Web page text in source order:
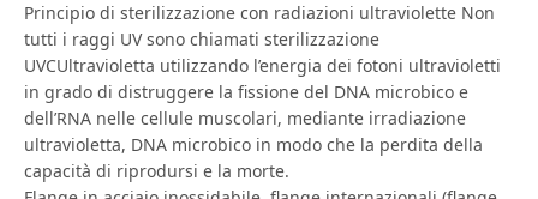
Principio di sterilizzazione con radiazioni ultraviolette Non
tutti i raggi UV sono chiamati sterilizzazione
UVCUltravioletta utilizzando l’energia dei fotoni ultravioletti
in grado di distruggere la fissione del DNA microbico e
dell’RNA nelle cellule muscolari, mediante irradiazione
ultravioletta, DNA microbico in modo che la perdita della
capacità di riprodursi e la morte.